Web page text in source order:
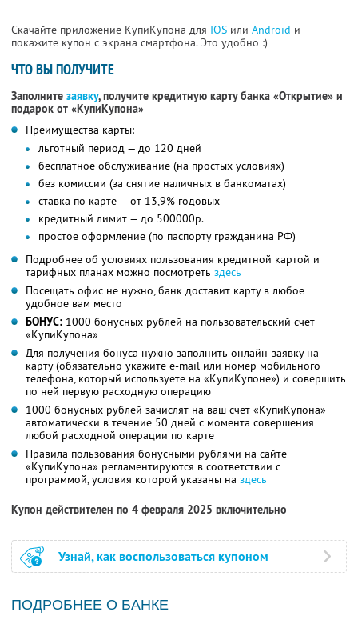
Скачайте приложение КупиКупона для IOS или Android и
покажите купон с экрана смартфона. Это удобно :)
ЧТО ВЫ ПОЛУЧИТЕ
Заполните заявку, получите кредитную карту банка «Открытие» и
подарок от «КупиКупона»
Преимущества карты:
льготный период — до 120 дней
бесплатное обслуживание (на простых условиях)
без комиссии (за снятие наличных в банкоматах)
ставка по карте — от 13,9% годовых
кредитный лимит — до 500000р.
простое оформление (по паспорту гражданина РФ)
Подробнее об условиях пользования кредитной картой и
тарифных планах можно посмотреть здесь
Посещать офис не нужно, банк доставит карту в любое
удобное вам место
БОНУС: 1000 бонусных рублей на пользовательский счет
«КупиКупона»
Для получения бонуса нужно заполнить онлайн-заявку на
карту (обязательно укажите e-mail или номер мобильного
телефона, который используете на «КупиКупоне») и совершить
по ней первую расходную операцию
1000 бонусных рублей зачислят на ваш счет «КупиКупона»
автоматически в течение 50 дней с момента совершения
любой расходной операции по карте
Правила пользования бонусными рублями на сайте
«КупиКупона» регламентируются в соответствии с
программой, условия которой указаны на здесь
Купон действителен по 4 февраля 2025 включительно
Узнай, как воспользоваться купоном
ПОДРОБНЕЕ О БАНКЕ